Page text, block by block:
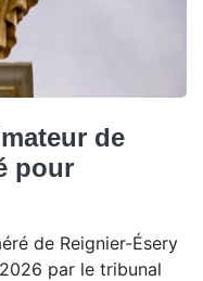
de
pour
de Reignier-Ésery
par le tribunal